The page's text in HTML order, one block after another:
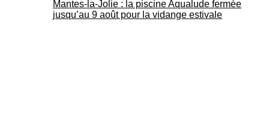
Mantes-la-Jolie : la piscine Aqualude fermée
jusqu’au 9 août pour la vidange estivale